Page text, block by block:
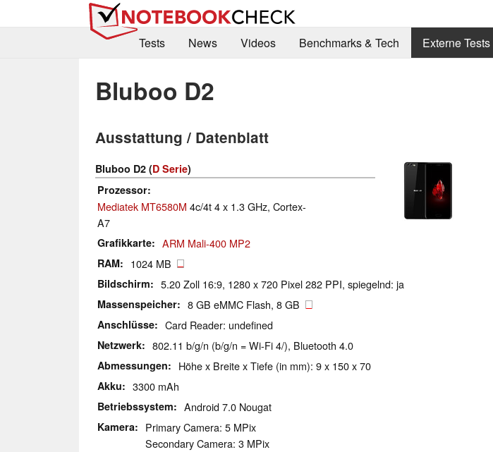
Tests
News Videos Benchmarks & Tech Externe Tests
Bluboo D2
Ausstattung / Datenblatt
Bluboo D2 (D Serie)
Prozessor
Mediatek MT6580M 4c/4t 4 x 1.3 GHz, Cortex-
A7
Grafikkarte ARM Mali-400 MP2
RAM 1024 MB
Bildschirm 5.20 Zoll 16:9, 1280 x 720 Pixel 282 PPI, spiegelnd: ja
Massenspeicher 8 GB eMMC Flash, 8 GB
Anschlüsse Card Reader: undefined
Netzwerk 802.11 b/g/n (b/g/n = Wi-Fi 4/), Bluetooth 4.0
Abmessungen Höhe x Breite x Tiefe (in mm): 9 x 150 x 70
Akku 3300 mAh
Betriebssystem Android 7.0 Nougat
Kamera
Primary Camera: 5 MPix
Secondary Camera: 3 MPix